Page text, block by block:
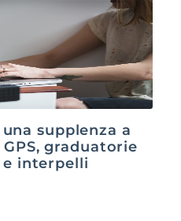
supplenza a
graduatorie
interpelli